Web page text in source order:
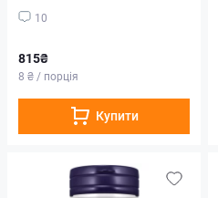
10
815₴
8 ₴ / порція
Купити